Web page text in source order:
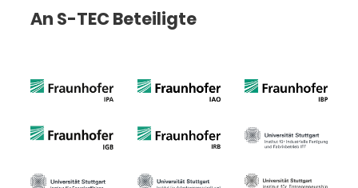
An S-TEC Beteiligte